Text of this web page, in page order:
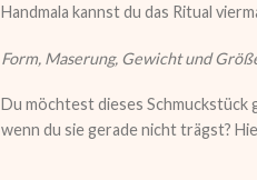
Handmala kannst du das Ritual
Form, Maserung, Gewicht und
Du möchtest dieses
wenn du sie gerade nicht trägst?